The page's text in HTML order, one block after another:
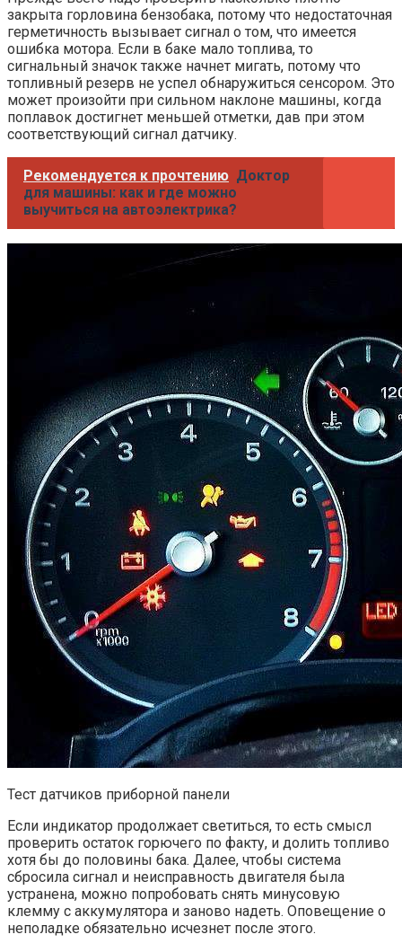
закрыта горловина бензобака, потому что недостаточная
герметичность вызывает сигнал о том, что имеется
ошибка мотора. Если в баке мало топлива, то
сигнальный значок также начнет мигать, потому что
топливный резерв не успел обнаружиться сенсором. Это
может произойти при сильном наклоне машины, когда
поплавок достигнет меньшей отметки, дав при этом
соответствующий сигнал датчику.
Рекомендуется к прочтению Доктор
для машины: как и где можно
выучиться на автоэлектрика?
Тест датчиков приборной панели
Если индикатор продолжает светиться, то есть смысл
проверить остаток горючего по факту, и долить топливо
хотя бы до половины бака. Далее, чтобы система
сбросила сигнал и неисправность двигателя была
устранена, можно попробовать снять минусовую
клемму с аккумулятора и заново надеть. Оповещение о
неполадке обязательно исчезнет после этого.